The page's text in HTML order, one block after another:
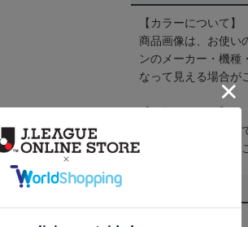
【カラーについて】
商品画像は、お使い
ンのメーカー・機種
なって見える場合が
取り扱い商品によ
予告なく変更になる